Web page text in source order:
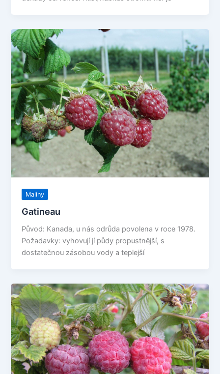
Maliny
Gatineau
Původ: Kanada, u nás odrůda povolena v roce 1978.
Požadavky: vyhovují jí půdy propustnější, s
dostatečnou zásobou vody a teplejší